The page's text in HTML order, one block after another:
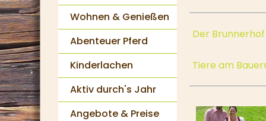
Wohnen & Genießen
Abenteuer Pferd
Kinderlachen
Aktiv durch's Jahr
Angebote & Preise
Der Brunnerhof
Tiere am